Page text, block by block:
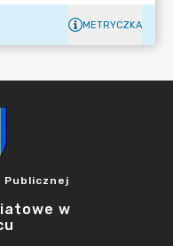
METRYCZKA
w